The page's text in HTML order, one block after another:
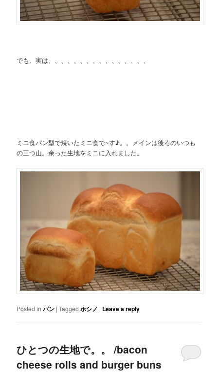
でも、実は、、、、、、、、、、、、、、、、
ミニ食パン型で焼いたミニ食で~す♪。。メインは後ろのいつも
の三つ山。余った生地をミニに入れました。
Posted in パン |Tagged ホシノ | Leave a reply
ひとつの生地で。。 /bacon
cheese rolls and burger buns